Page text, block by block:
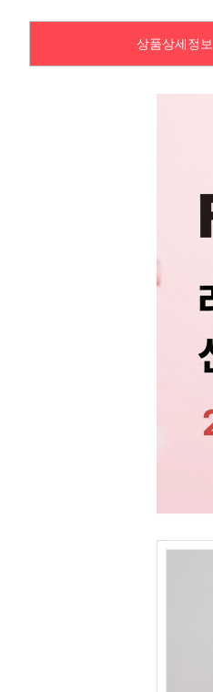
상품상세정보